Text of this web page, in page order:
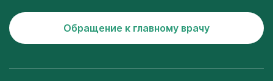
Обращение к главному врачу